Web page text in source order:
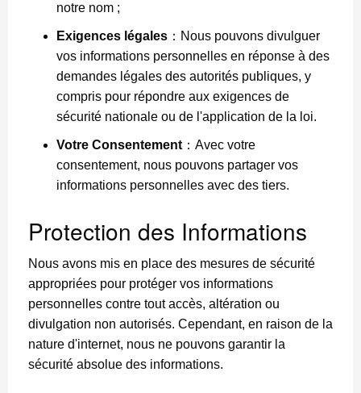
notre nom ;
Exigences légales ：Nous pouvons divulguer
vos informations personnelles en réponse à des
demandes légales des autorités publiques, y
compris pour répondre aux exigences de
sécurité nationale ou de l'application de la loi.
Votre Consentement ：Avec votre
consentement, nous pouvons partager vos
informations personnelles avec des tiers.
Protection des Informations
Nous avons mis en place des mesures de sécurité
appropriées pour protéger vos informations
personnelles contre tout accès, altération ou
divulgation non autorisés. Cependant, en raison de la
nature d'internet, nous ne pouvons garantir la
sécurité absolue des informations.